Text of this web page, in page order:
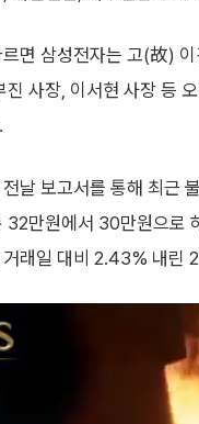
면 삼성전자는 고(故)
진 사장, 이서현 사장 등
날 보고서를 통해 최근
32만원에서 30만원으로
거래일 대비 2.43% 내린